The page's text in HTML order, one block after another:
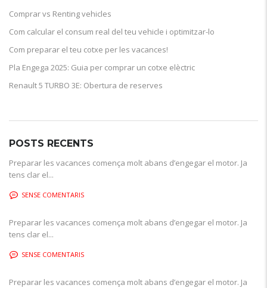
Comprar vs Renting vehicles
Com calcular el consum real del teu vehicle i optimitzar-lo
Com preparar el teu cotxe per les vacances!
Pla Engega 2025: Guia per comprar un cotxe elèctric
Renault 5 TURBO 3E: Obertura de reserves
POSTS RECENTS
Preparar les vacances comença molt abans d’engegar el motor. Ja
tens clar el...
SENSE COMENTARIS
Preparar les vacances comença molt abans d’engegar el motor. Ja
tens clar el...
SENSE COMENTARIS
Preparar les vacances comença molt abans d’engegar el motor. Ja